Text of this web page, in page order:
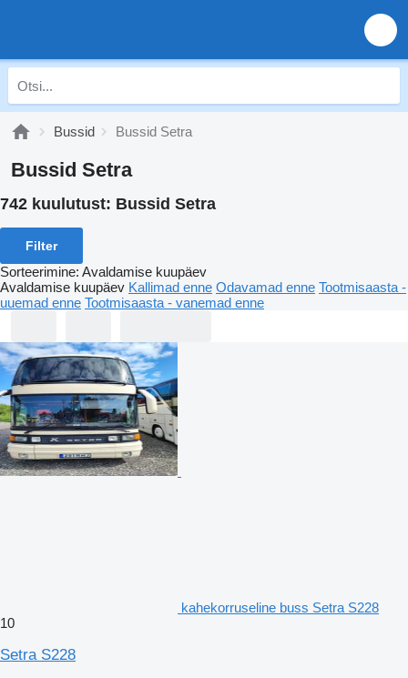
Bussid Bussid Setra
Bussid Setra
742 kuulutust: Bussid Setra
Filter
Sorteerimine: Avaldamise kuupäev
Avaldamise kuupäev Kallimad enne Odavamad enne Tootmisaasta -
uuemad enne Tootmisaasta - vanemad enne
kahekorruseline buss Setra S228
10
Setra S228